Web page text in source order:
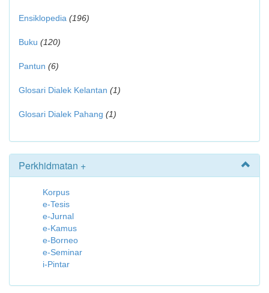
Ensiklopedia (196)
Buku (120)
Pantun (6)
Glosari Dialek Kelantan (1)
Glosari Dialek Pahang (1)
Perkhidmatan +
Korpus
e-Tesis
e-Jurnal
e-Kamus
e-Borneo
e-Seminar
i-Pintar